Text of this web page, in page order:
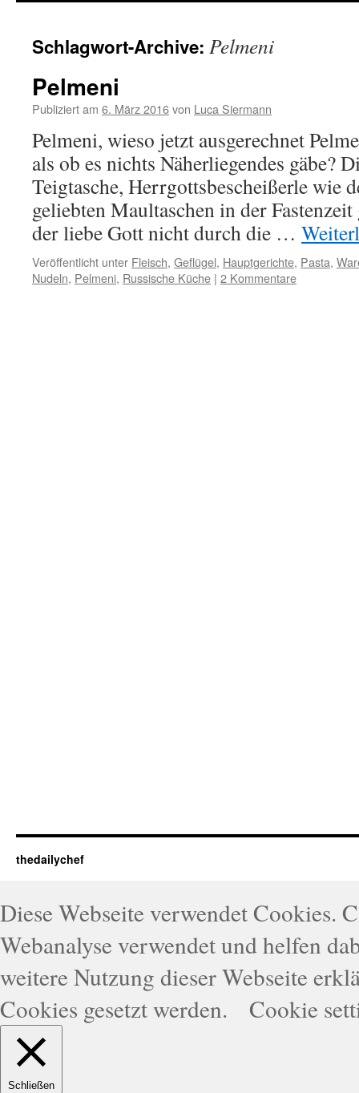
Schlagwort-Archive: Pelmeni
Pelmeni
Publiziert am 6. März 2016von Luca Siermann
Pelmeni, wieso jetzt ausgerechnet
als ob es nichts Näherliegendes gäbe?
Teigtasche, Herrgottsbescheißerle wie
geliebten Maultaschen in der
der liebe Gott nicht durch die …
Veröffentlicht unter Fleisch, Geflügel, Hauptgerichte, Pasta,
Nudeln, Pelmeni, Russische Küche | 2 Kommentare
thedailychef
Diese Webseite verwendet Cookies.
Webanalyse verwendet und helfen
weitere Nutzung dieser Webseite
Cookies gesetzt werden.
Cookie
Schließen